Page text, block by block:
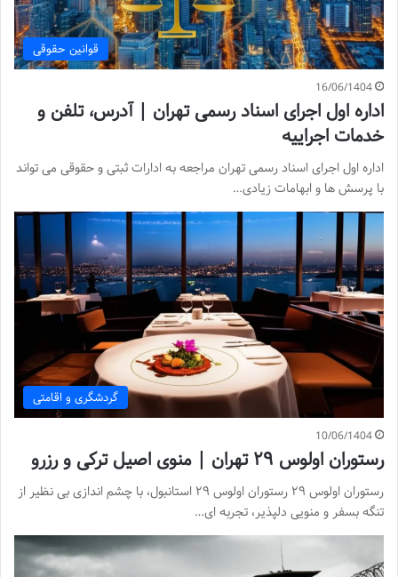
قوانین حقوقی
16/06/1404
اداره اول اجرای اسناد رسمی تهران | آدرس، تلفن و
خدمات اجراییه
اداره اول اجرای اسناد رسمی تهران مراجعه به ادارات ثبتی و حقوقی می تواند
با پرسش ها و ابهامات زیادی…
گردشگری و اقامتی
10/06/1404
رستوران اولوس ۲۹ تهران | منوی اصیل ترکی و رزرو
رستوران اولوس ۲۹ رستوران اولوس ۲۹ استانبول، با چشم اندازی بی نظیر از
تنگه بسفر و منویی دلپذیر، تجربه ای…